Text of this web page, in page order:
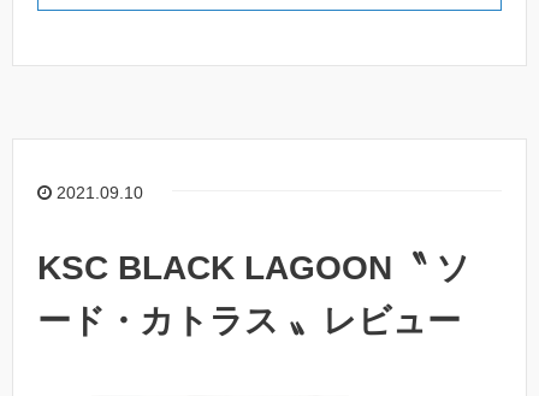
2021.09.10
KSC BLACK LAGOON〝 ソ
ード・カトラス 〟レビュー